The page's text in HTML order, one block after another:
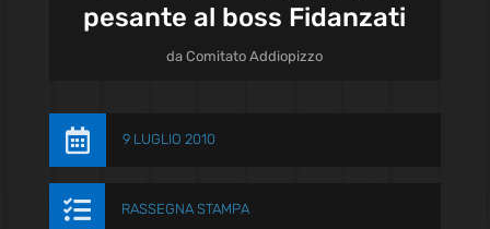
pesante al boss Fidanzati
daComitato Addiopizzo
 9 LUGLIO 2010
 RASSEGNA STAMPA